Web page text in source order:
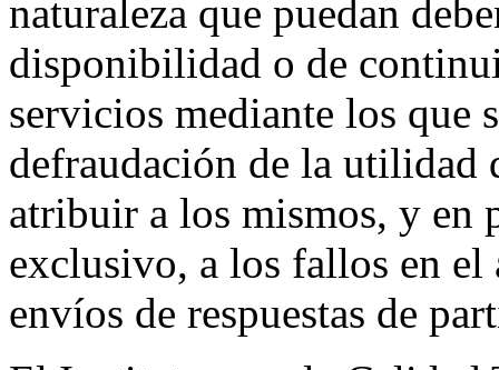
naturaleza que puedan
disponibilidad o de
servicios mediante los que
defraudación de la utilidad
atribuir a los mismos, y en
exclusivo, a los fallos en el
envíos de respuestas de